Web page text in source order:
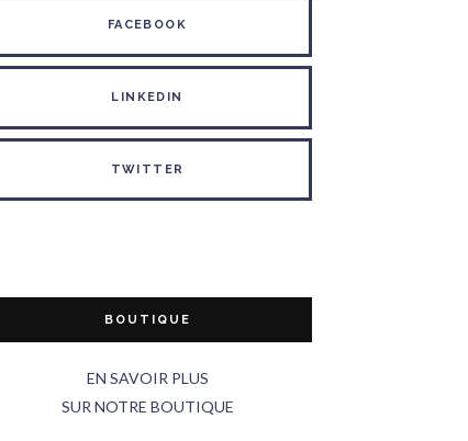
FACEBOOK
LINKEDIN
TWITTER
BOUTIQUE
EN SAVOIR PLUS
SUR NOTRE BOUTIQUE